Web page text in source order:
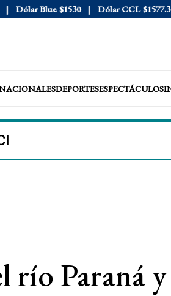
Dólar Blue $1530 Dólar CCL $1577.3
DEPORTESESPECTÁCULOS
río Paraná